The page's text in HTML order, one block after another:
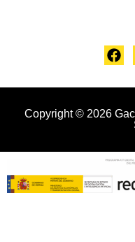
Copyright © 2026